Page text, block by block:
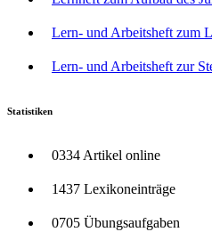
Lern- und Arbeitsheft zum
Lern- und Arbeitsheft zur
Statistiken
0334 Artikel online
1437 Lexikoneinträge
0705 Übungsaufgaben